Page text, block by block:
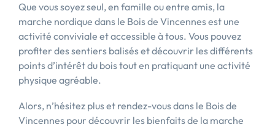
Que vous soyez seul, en famille ou entre amis, la
marche nordique dans le Bois de Vincennes est une
activité conviviale et accessible à tous. Vous pouvez
profiter des sentiers balisés et découvrir les différents
points d’intérêt du bois tout en pratiquant une activité
physique agréable.
Alors, n’hésitez plus et rendez-vous dans le Bois de
Vincennes pour découvrir les bienfaits de la marche